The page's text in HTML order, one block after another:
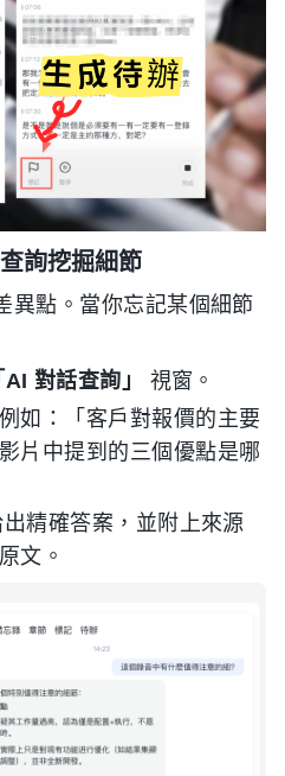
詢挖掘細節
異點。當你忘記某個細節
AI 對話查詢」
視窗。
如：「客戶對報價的主要
片中提到的三個優點是哪
精確答案，並附上來源
文。